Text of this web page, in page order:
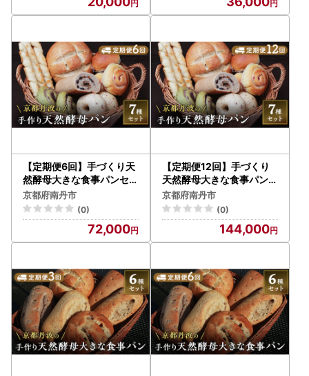
【定期便6回】手づくり天
然酵母大きな食事パンセッ
ト7種 詰め合わせ 手作り
天然酵母 国産小麦 自然発
酵
京都府南丹市
(0)
72,000
【定期便12回】手づくり
天然酵母大きな食事パンセ
ット7種 詰め合わせ 手作り
天然酵母 国産小麦 自然発
酵
京都府南丹市
(0)
144,000